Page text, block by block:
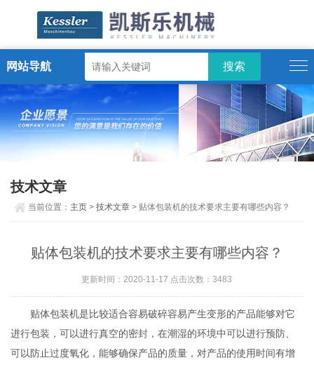
ENGLISH
网站导航
技术文章
当前位置： 主页 >技术文章 > 贴体包装机的技术要求主要有哪些内容？
贴体包装机的技术要求主要有哪些内容？
更新时间：2020-11-17 点击次数：3483
贴体包装机是比较适合容易破碎容易产生变形的产品能够对它
进行包装，可以进行真空的密封，在潮湿的环境中可以进行预防、
可以防止过度氧化，能够确保产品的质量，对产品的使用时间有增